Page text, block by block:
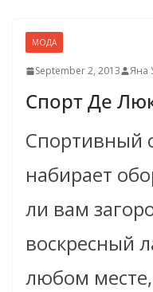
МОДА
September 2, 2013 Яна
Спорт Де
Спортивный
набирает
ли вам
воскресный
любом